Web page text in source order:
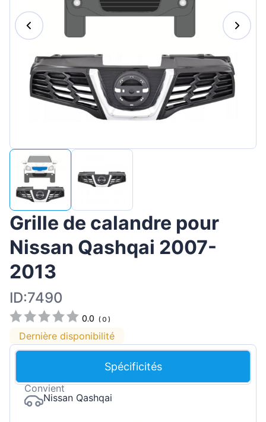
Magyar
Português
Slovenian
Latvian
Slovenčina
Grille de calandre pour
Nissan Qashqai 2007-
2013
ID:7490
0.0 (0 )
Dernière disponibilité
Spécificités
Convient
Nissan Qashqai